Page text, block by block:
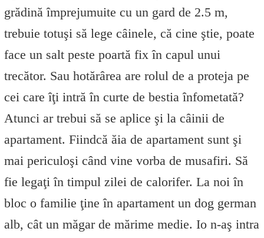
grădină împrejumuite cu un gard de 2.5 m,
trebuie totuşi să lege câinele, că cine ştie, poate
face un salt peste poartă fix în capul unui
trecător. Sau hotărârea are rolul de a proteja pe
cei care îţi intră în curte de bestia înfometată?
Atunci ar trebui să se aplice şi la câinii de
apartament. Fiindcă ăia de apartament sunt şi
mai periculoşi când vine vorba de musafiri. Să
fie legaţi în timpul zilei de calorifer. La noi în
bloc o familie ţine în apartament un dog german
alb, cât un măgar de mărime medie. Io n-aş intra